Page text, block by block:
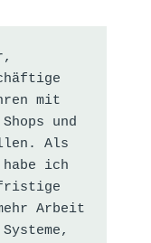
mit
und
Als
ich
Arbeit